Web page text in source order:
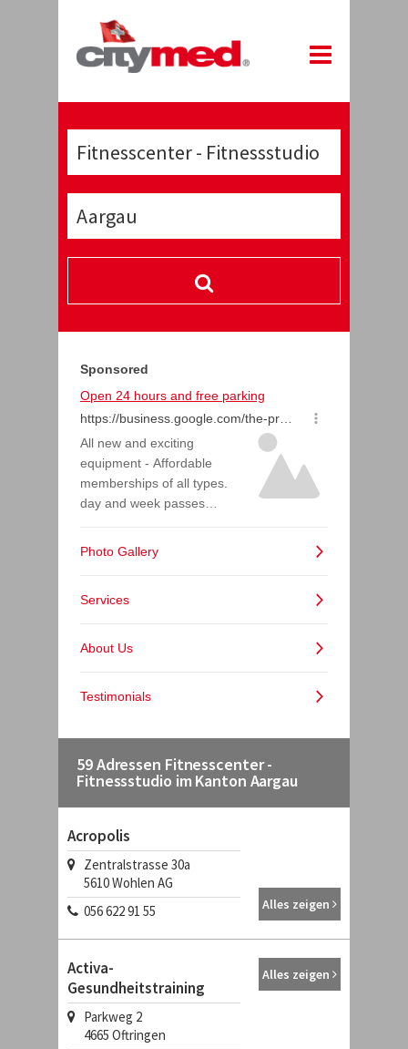
59 Adressen Fitnesscenter -
Fitnessstudio im Kanton Aargau
Acropolis
Zentralstrasse 30a
5610Wohlen AG
056 622 91 55
Alles zeigen
Activa-
Gesundheitstraining
Parkweg 2
4665 Oftringen
Alles zeigen